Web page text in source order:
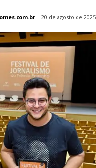
20 de agosto de 2025